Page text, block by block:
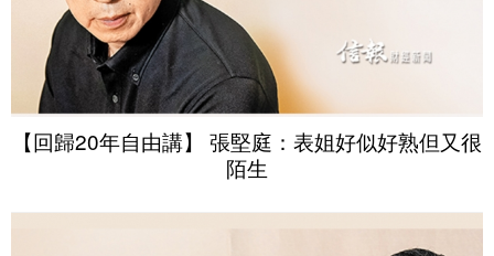
【回歸20年自由講】 張堅庭：表姐好似好熟但又很
陌生